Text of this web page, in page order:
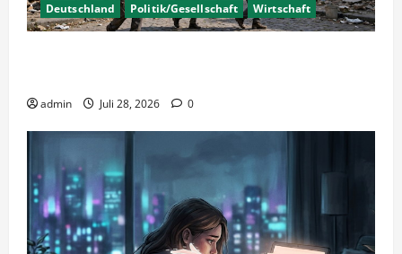
Deutschland Politik/Gesellschaft Wirtschaft
admin Juli 28, 2026 0